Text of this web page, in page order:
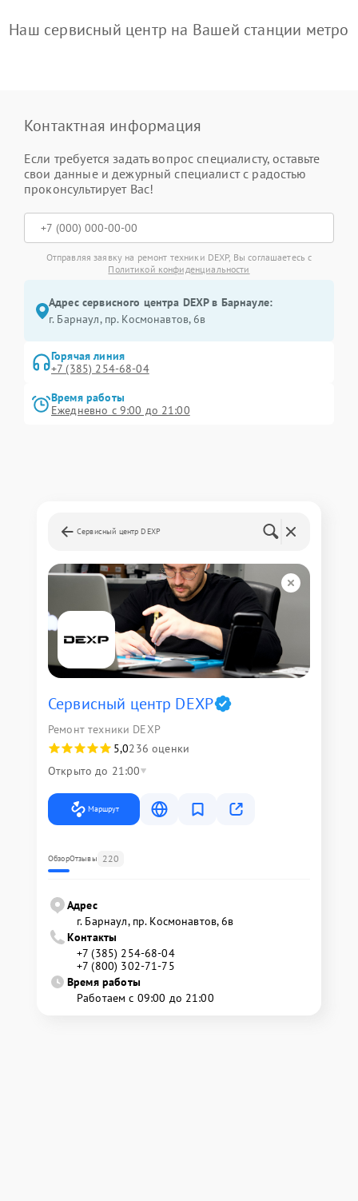
Наш сервисный центр на Вашей станции метро
Контактная информация
Если требуется задать вопрос специалисту, оставьте
свои данные и дежурный специалист с радостью
проконсультирует Вас!
Отправляя заявку на ремонт техники DEXP, Вы соглашаетесь с
Политикой конфиденциальности
Адрес сервисного центра DEXP в Барнауле:
г. Барнаул, ​пр. Космонавтов, 6в
Горячая линия
+7 (385) 254-68-04
Время работы
Ежедневно с 9:00 до 21:00
Сервисный центр DEXP
Сервисный центр DEXP
Ремонт техники DEXP
5,0236 оценки
Открыто до 21:00
Маршрут
ОбзорОтзывы 220
Адрес
г. Барнаул, ​пр. Космонавтов, 6в
Контакты
+7 (385) 254-68-04
+7 (800) 302-71-75
Время работы
Работаем с 09:00 до 21:00